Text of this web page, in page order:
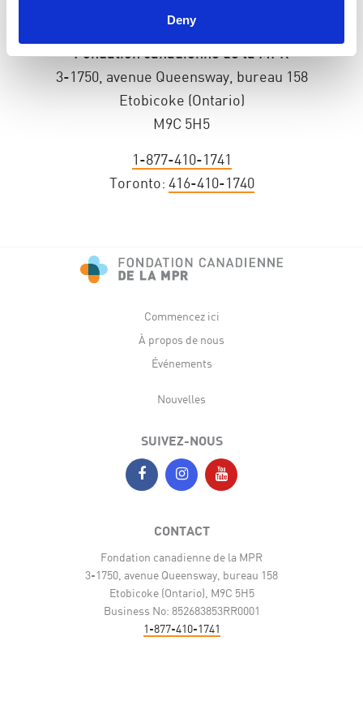
Deny
Fondation canadienne de la MPR
3-1750, avenue Queensway, bureau 158
Etobicoke (Ontario)
M9C 5H5
1-877-410-1741
Toronto: 416-410-1740
Commencez ici
À propos de nous
Événements
Nouvelles
SUIVEZ-NOUS
CONTACT
Fondation canadienne de la MPR
3-1750, avenue Queensway, bureau 158
Etobicoke (Ontario), M9C 5H5
Business No: 852683853RR0001
1-877-410-1741